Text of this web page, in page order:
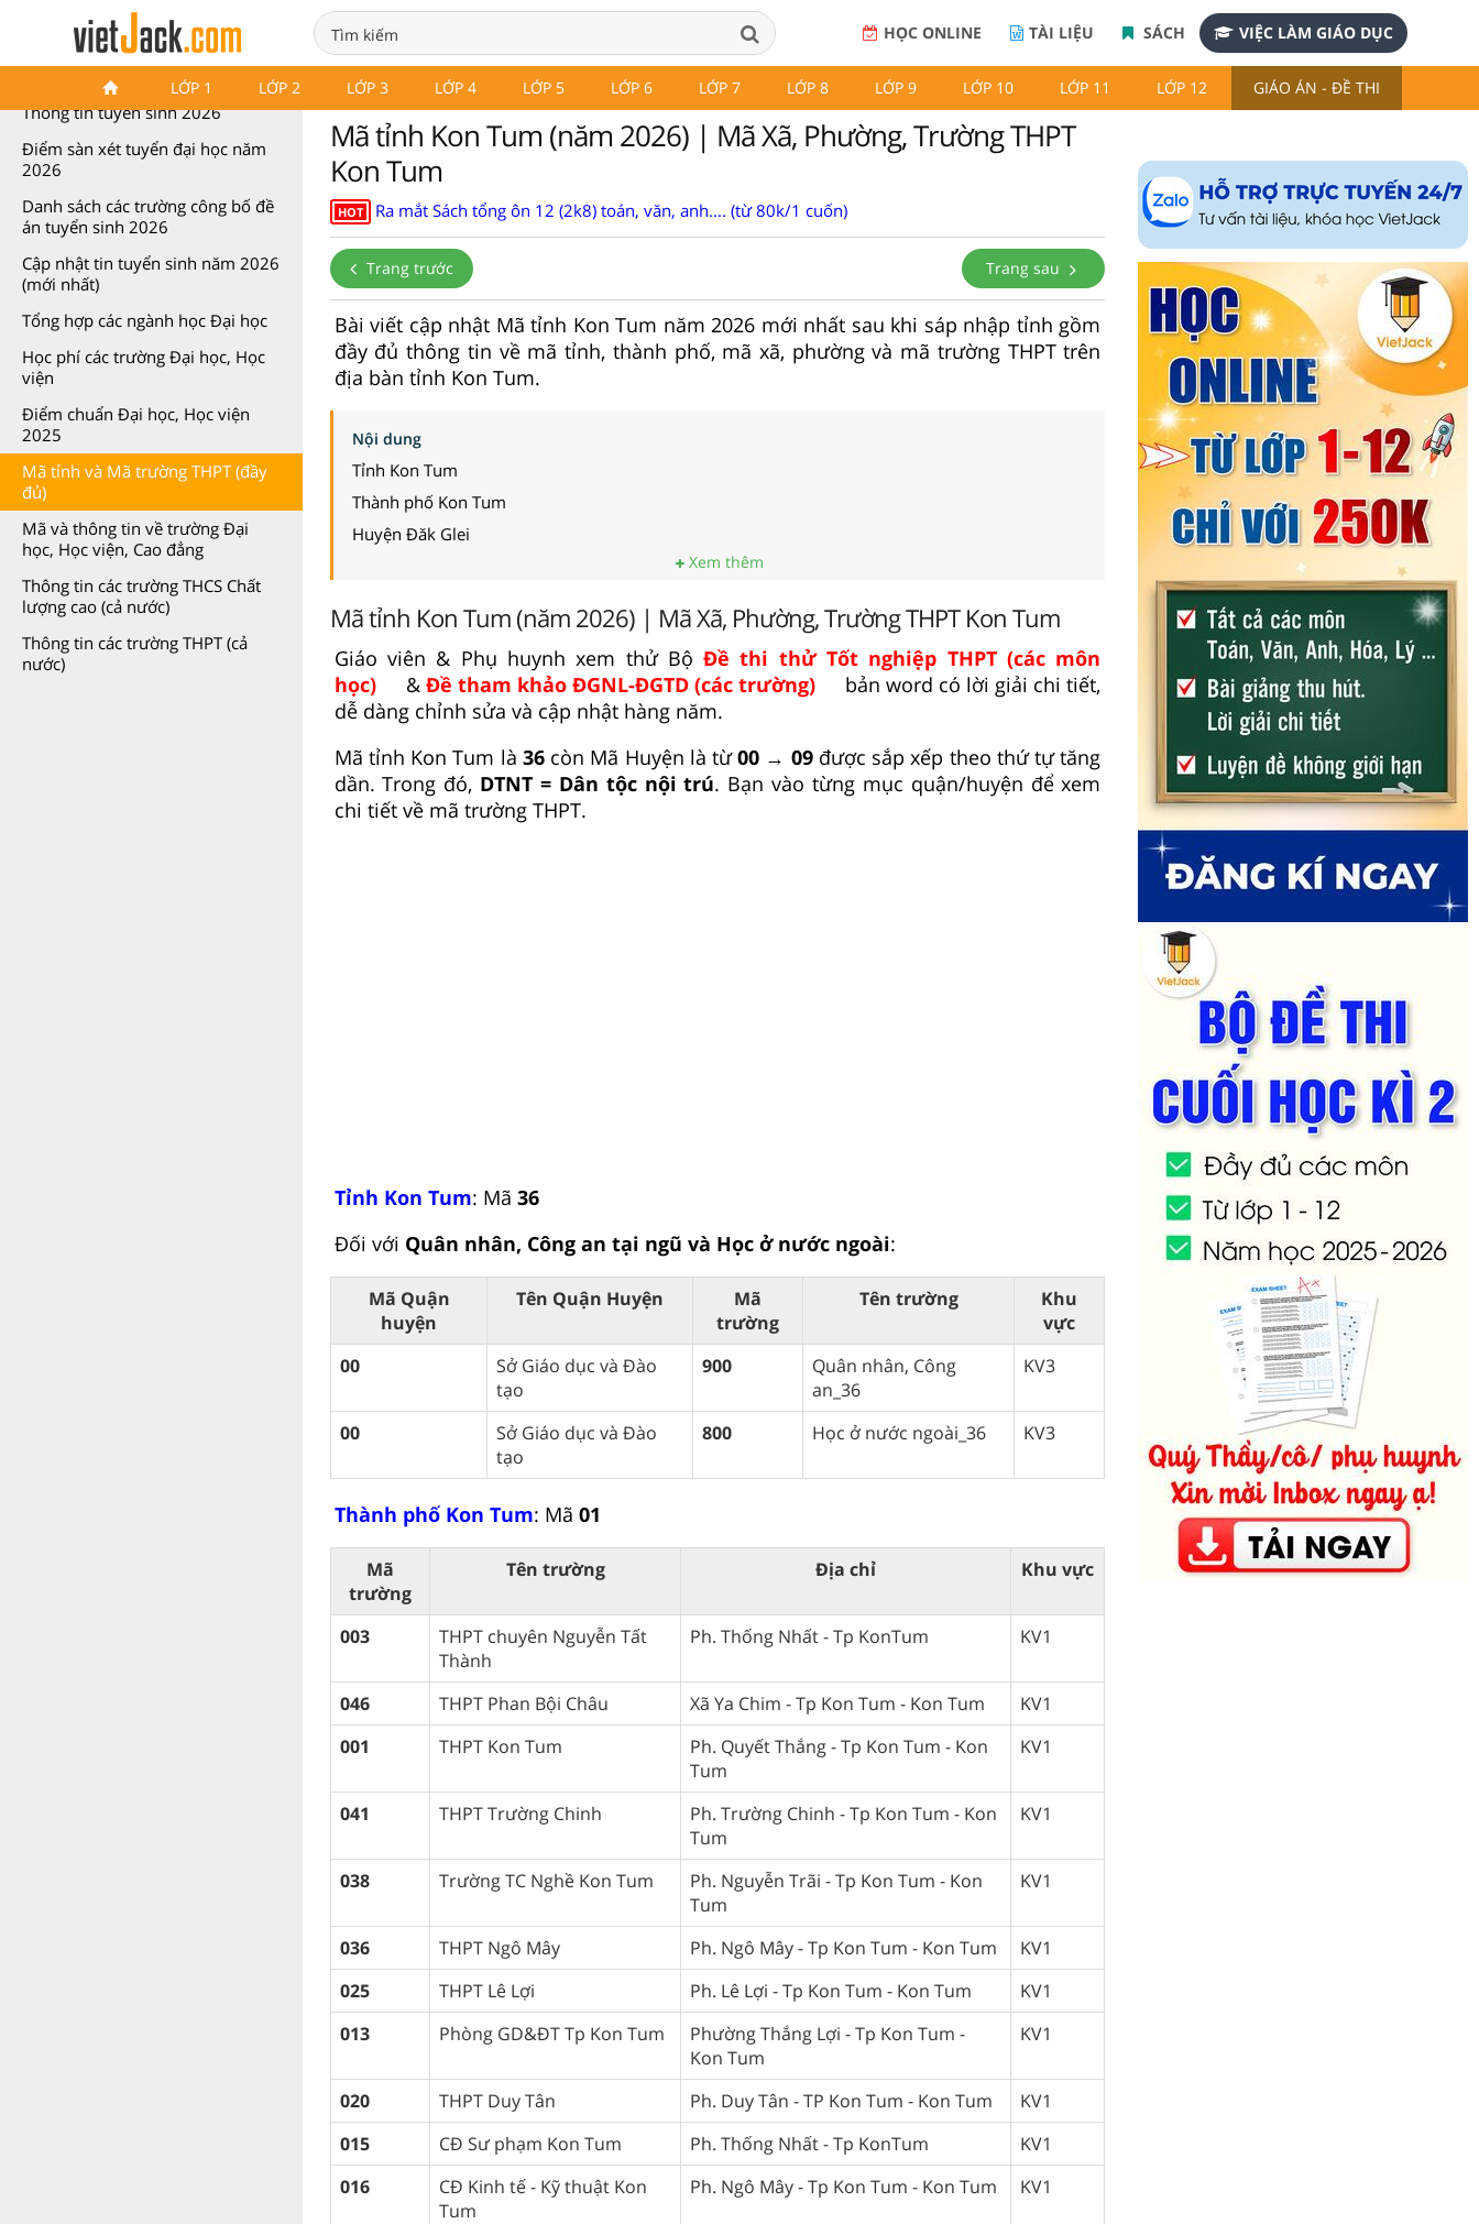
HỌC ONLINE TÀI LIỆU SÁCH VIỆC LÀM GIÁO DỤC
LỚP 1 LỚP 2 LỚP 3 LỚP 4 LỚP 5 LỚP 6 LỚP 7 LỚP 8 LỚP 9 LỚP 10 LỚP 11 LỚP 12 GIÁO ÁN - ĐỀ THI
Thông tin tuyển sinh
Thông tin tuyển sinh 2026
Điểm sàn xét tuyển đại học năm
2026
Danh sách các trường công bố đề
án tuyển sinh 2026
Cập nhật tin tuyển sinh năm 2026
(mới nhất)
Tổng hợp các ngành học Đại học
Học phí các trường Đại học, Học
viện
Điểm chuẩn Đại học, Học viện
2025
Mã tỉnh và Mã trường THPT (đầy
đủ)
Mã và thông tin về trường Đại
học, Học viện, Cao đẳng
Thông tin các trường THCS Chất
lượng cao (cả nước)
Thông tin các trường THPT (cả
nước)
Mã tỉnh Kon Tum (năm 2026) | Mã Xã, Phường, Trường THPT
Kon Tum
HOT Ra mắt Sách tổng ôn 12 (2k8) toán, văn, anh.... (từ 80k/1 cuốn)
Trang trước Trang sau
Bài viết cập nhật Mã tỉnh Kon Tum năm 2026 mới nhất sau khi sáp nhập tỉnh gồm
đầy đủ thông tin về mã tỉnh, thành phố, mã xã, phường và mã trường THPT trên
địa bàn tỉnh Kon Tum.
Nội dung
Tỉnh Kon Tum
Thành phố Kon Tum
Huyện Đăk Glei
Xem thêm
Mã tỉnh Kon Tum (năm 2026) | Mã Xã, Phường, Trường THPT Kon Tum
Giáo viên & Phụ huynh xem thử BộĐề thi thử Tốt nghiệp THPT (các môn
học)
& Đề tham khảo ĐGNL-ĐGTD (các trường)
bản word có lời giải chi tiết,
dễ dàng chỉnh sửa và cập nhật hàng năm.
Mã tỉnh Kon Tum là 36còn Mã Huyện là từ00 → 09được sắp xếp theo thứ tự tăng
dần. Trong đó, DTNT = Dân tộc nội trú. Bạn vào từng mục quận/huyện để xem
chi tiết về mã trường THPT.
Tỉnh Kon Tum: Mã 36
Đối với Quân nhân, Công an tại ngũ và Học ở nước ngoài:
Mã Quận
huyện
Tên Quận Huyện
Mã
trường
Tên trường
Khu
vực
00
Sở Giáo dục và Đào
tạo
900
Quân nhân, Công
an_36
KV3
00
Sở Giáo dục và Đào
tạo
800 Học ở nước ngoài_36 KV3
Thành phố Kon Tum: Mã 01
Mã
trường
Tên trường Địa chỉ Khu vực
003
THPT chuyên Nguyễn Tất
Thành
Ph. Thống Nhất - Tp KonTum KV1
046 THPT Phan Bội Châu Xã Ya Chim - Tp Kon Tum - Kon Tum
KV1
001
THPT Kon Tum
Ph. Quyết Thắng - Tp Kon Tum - Kon
Tum
KV1
041 THPT Trường Chinh
Ph. Trường Chinh - Tp Kon Tum - Kon
Tum
KV1
038 Trường TC Nghề Kon Tum
Ph. Nguyễn Trãi - Tp Kon Tum - Kon
Tum
KV1
036 THPT Ngô Mây Ph. Ngô Mây - Tp Kon Tum - Kon Tum
KV1
025
THPT Lê Lợi Ph. Lê Lợi - Tp Kon Tum - Kon Tum
KV1
013
Phòng GD&ĐT Tp Kon Tum
Phường Thắng Lợi - Tp Kon Tum -
Kon Tum
KV1
020 THPT Duy Tân Ph. Duy Tân - TP Kon Tum - Kon Tum
KV1
015
CĐ Sư phạm Kon Tum Ph. Thống Nhất - Tp KonTum
KV1
016
CĐ Kinh tế - Kỹ thuật Kon
Tum
Ph. Ngô Mây - Tp Kon Tum - Kon Tum KV1